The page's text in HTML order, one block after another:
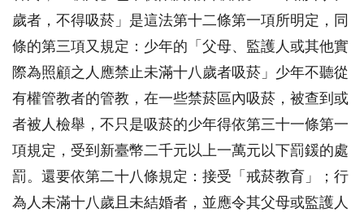
歲者，不得吸菸」是這法第十二條第一項所明定，同
條的第三項又規定：少年的「父母、監護人或其他實
際為照顧之人應禁止未滿十八歲者吸菸」少年不聽從
有權管教者的管教，在一些禁菸區內吸菸，被查到或
者被人檢舉，不只是吸菸的少年得依第三十一條第一
項規定，受到新臺幣二千元以上一萬元以下罰鍰的處
罰。還要依第二十八條規定：接受「戒菸教育」；行
為人未滿十八歲且未結婚者，並應令其父母或監護人